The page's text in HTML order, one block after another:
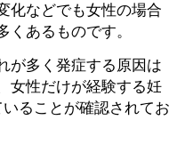
化などでも女性の場合
あるものです。
が多く発症する原因は
女性だけが経験する妊
ることが確認されてお